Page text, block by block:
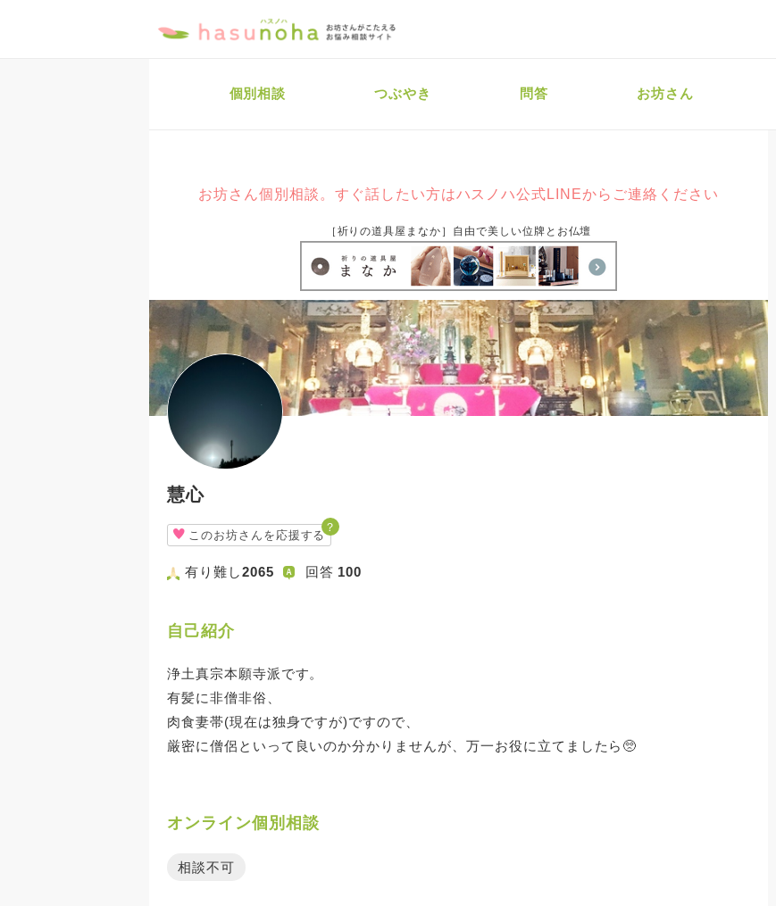
個別相談 つぶやき 問答 お坊さん
お坊さん個別相談。すぐ話したい方はハスノハ公式LINEからご連絡ください
［祈りの道具屋まなか］自由で美しい位牌とお仏壇
慧心
このお坊さんを応援する
？
有り難し2065 回答 100
自己紹介
浄土真宗本願寺派です。
有髪に非僧非俗、
肉食妻帯(現在は独身ですが)ですので、
厳密に僧侶といって良いのか分かりませんが、万一お役に立てましたら🥺
オンライン個別相談
相談不可